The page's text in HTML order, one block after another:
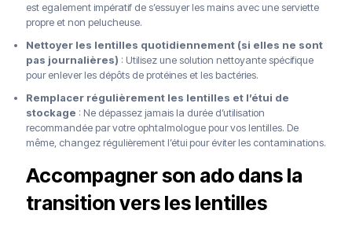
est egalement impératif de s’essuyer les mains avec une serviette
propre et non pelucheuse.
Nettoyer les lentilles quotidiennement (si elles ne sont
pas journalières) : Utilisez une solution nettoyante spécifique
pour enlever les dépôts de protéines et les bactéries.
Remplacer régulièrement les lentilles et l’étui de
stockage : Ne dépassez jamais la durée d’utilisation
recommandée par votre ophtalmologue pour vos lentilles. De
même, changez régulièrement l’étui pour éviter les contaminations.
Accompagner son ado dans la
transition vers les lentilles